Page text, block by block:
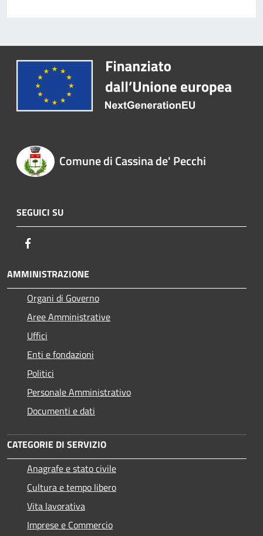
Comune di Cassina de' Pecchi
SEGUICI SU
AMMINISTRAZIONE
Organi di Governo
Aree Amministrative
Uffici
Enti e fondazioni
Politici
Personale Amministrativo
Documenti e dati
CATEGORIE DI SERVIZIO
Anagrafe e stato civile
Cultura e tempo libero
Vita lavorativa
Imprese e Commercio